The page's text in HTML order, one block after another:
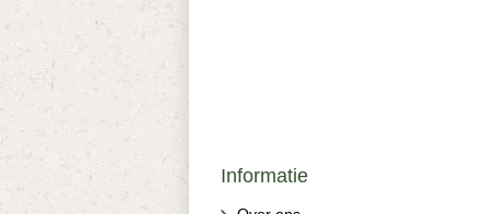
Informatie